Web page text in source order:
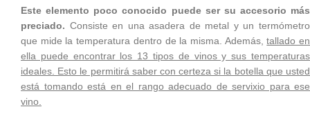
Este elemento poco conocido puede ser su accesorio más
preciado. Consiste en una asadera de metal y un termómetro
que mide la temperatura dentro de la misma. Además,tallado en
ella puede encontrar los 13 tipos de vinos y sus temperaturas
ideales. Esto le permitirá saber con certeza si la botella que usted
está tomando está en el rango adecuado de servixio para ese
vino.